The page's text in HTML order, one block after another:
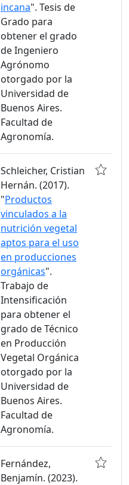
incana". Tesis de
Grado para
obtener el grado
de Ingeniero
Agrónomo
otorgado por la
Universidad de
Buenos Aires.
Facultad de
Agronomía.
Schleicher, Cristian
Hernán. (2017).
"Productos
vinculados a la
nutrición vegetal
aptos para el uso
en producciones
orgánicas".
Trabajo de
Intensificación
para obtener el
grado de Técnico
en Producción
Vegetal Orgánica
otorgado por la
Universidad de
Buenos Aires.
Facultad de
Agronomía.
Fernández,
Benjamín. (2023).